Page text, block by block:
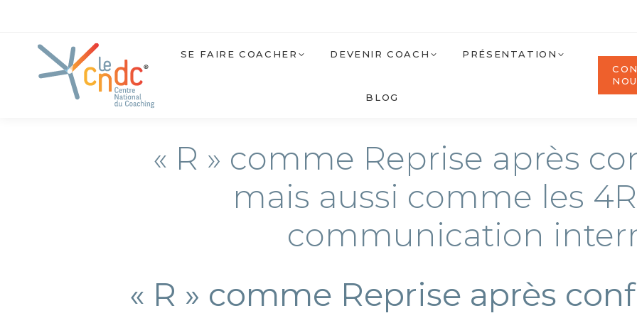
SE FAIRE COACHER DEVENIR COACH PRÉSENTATION
BLOG
« R » comme Reprise après
mais aussi comme les
communication
« R » comme Reprise après